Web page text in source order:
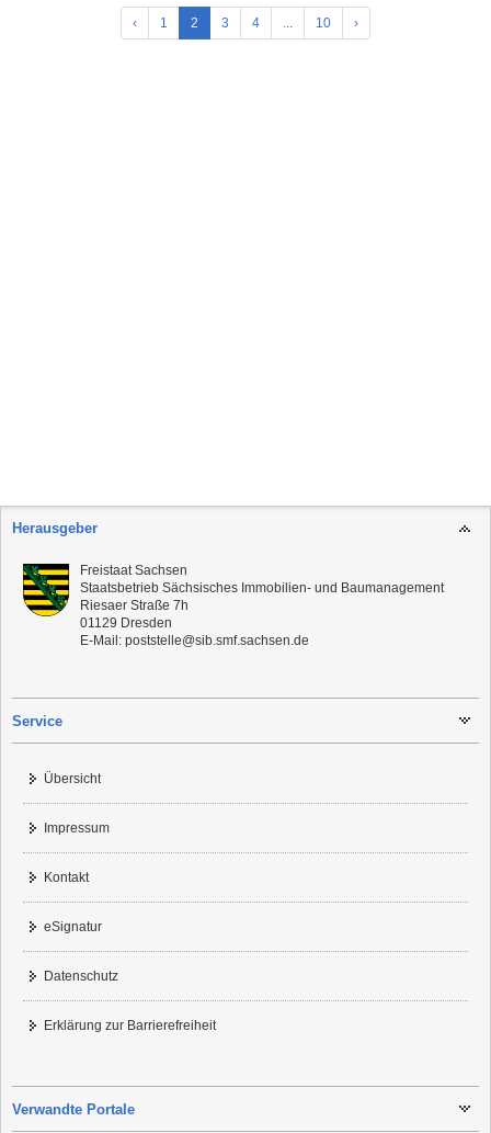
‹ 1 2 3 4 ... 10 ›
Herausgeber
Freistaat Sachsen
Staatsbetrieb Sächsisches Immobilien- und Baumanagement
Riesaer Straße 7h
01129 Dresden
E-Mail: poststelle@sib.smf.sachsen.de
Service
Übersicht
Impressum
Kontakt
eSignatur
Datenschutz
Erklärung zur Barrierefreiheit
Verwandte Portale